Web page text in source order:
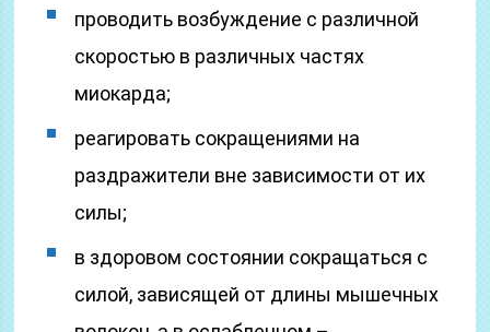
проводить возбуждение с различной
скоростью в различных частях
миокарда;
реагировать сокращениями на
раздражители вне зависимости от их
силы;
в здоровом состоянии сокращаться с
силой, зависящей от длины мышечных